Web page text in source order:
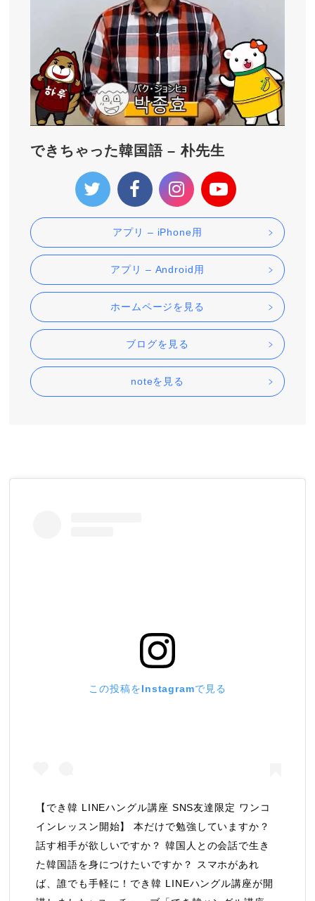
できちゃった韓国語 – 朴先生
アプリ – iPhone用
アプリ – Android用
ホームページを見る
ブログを見る
noteを見る
この投稿をInstagramで見る
【でき韓 LINEハングル講座 SNS友達限定 ワンコ
インレッスン開始】 本だけで勉強していますか？
話す相手が欲しいですか？ 韓国人との会話で生き
た韓国語を身につけたいですか？ スマホがあれ
ば、誰でも手軽に！でき韓 LINEハングル講座が開